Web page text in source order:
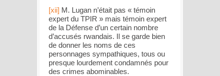
[xii] M. Lugan n’était pas « témoin
expert du TPIR » mais témoin expert
de la Défense d’un certain nombre
d’accusés rwandais. Il se garde bien
de donner les noms de ces
personnages sympathiques, tous ou
presque lourdement condamnés pour
des crimes abominables.